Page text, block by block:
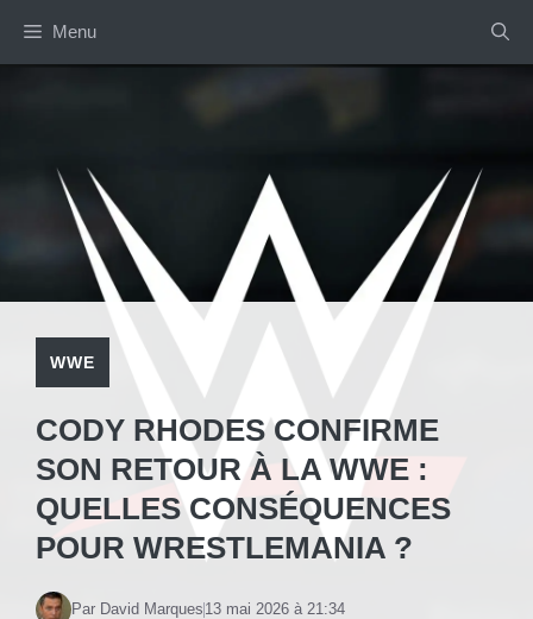
Menu
WWE
CODY RHODES CONFIRME
SON RETOUR À LA WWE :
QUELLES CONSÉQUENCES
POUR WRESTLEMANIA ?
Par David Marques 13 mai 2026 à 21:34